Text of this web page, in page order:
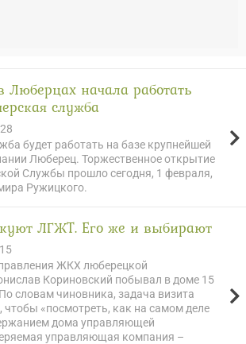
начала работать
служба
будет работать на базе крупнейшей
Люберец. Торжественное открытие
Службы прошло сегодня, 1 февраля,
Ружицкого.
ЛГЖТ. Его же и выбирают
ЖКХ люберецкой
Кориновский побывал в доме 15
словам чиновника, задача визита
«посмотреть, как на самом деле
дома управляющей
управляющая компания –